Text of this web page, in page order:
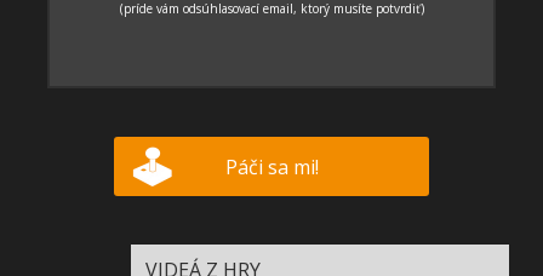
Páči sa mi!
VIDEÁ Z HRY